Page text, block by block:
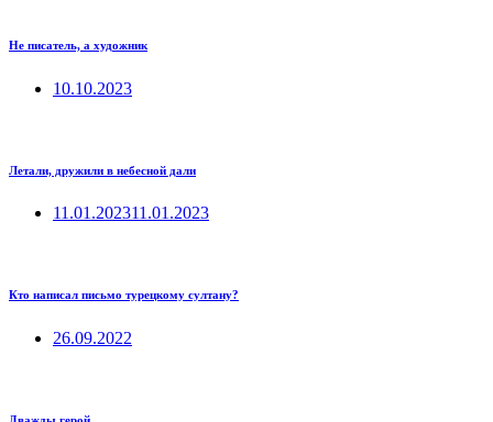
Не писатель, а художник
10.10.2023
Летали, дружили в небесной дали
11.01.202311.01.2023
Кто написал письмо турецкому султану?
26.09.2022